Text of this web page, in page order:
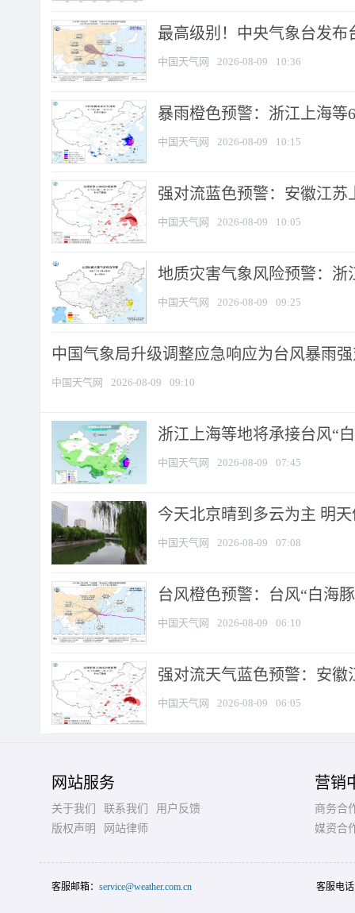
最高级别！中央气象台发布
中国天气网 2026-08-09 10:36
暴雨橙色预警：浙江上海等
中国天气网 2026-08-09 10:15
强对流蓝色预警：安徽江苏
中国天气网 2026-08-09 10:05
地质灾害气象风险预警：浙
中国天气网 2026-08-09 09:25
中国气象局升级调整应急响应为台风暴雨
中国天气网 2026-08-09 09:10
浙江上海等地将承接台风“
中国天气网 2026-08-09 07:45
今天北京晴到多云为主 明
中国天气网 2026-08-09 07:08
台风橙色预警：台风“白海
中国天气网 2026-08-09 06:10
强对流天气蓝色预警：安徽
中国天气网 2026-08-09 06:05
网站服务
关于我们 联系我们
用户反馈
版权声明
网站律师
营销
商务合
媒资合
客服邮箱： service@weather.com.cn 客服电